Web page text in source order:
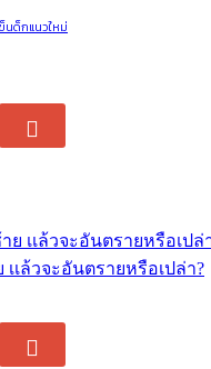
อง
ครอบครัว